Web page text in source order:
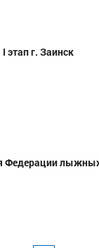
г. Заинск
Федерации